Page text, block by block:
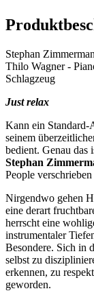
Stephan
Thilo Wagner -
Schlagzeug
Just relax
Kann ein Standard-
seinem
bedient. Genau das
Stephan
People verschrieben
Nirgendwo gehen
eine derart
herrscht eine
instrumentaler
Besondere. Sich in
selbst zu
erkennen, zu
geworden.